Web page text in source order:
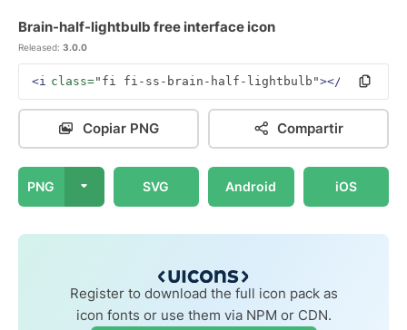
Brain-half-lightbulb free interface icon
Released: 3.0.0
<i class="fi fi-ss-brain-half-lightbulb"></i>
Copiar PNG Compartir
PNG SVG Android iOS
Register to download the full icon pack as
icon fonts or use them via NPM or CDN.